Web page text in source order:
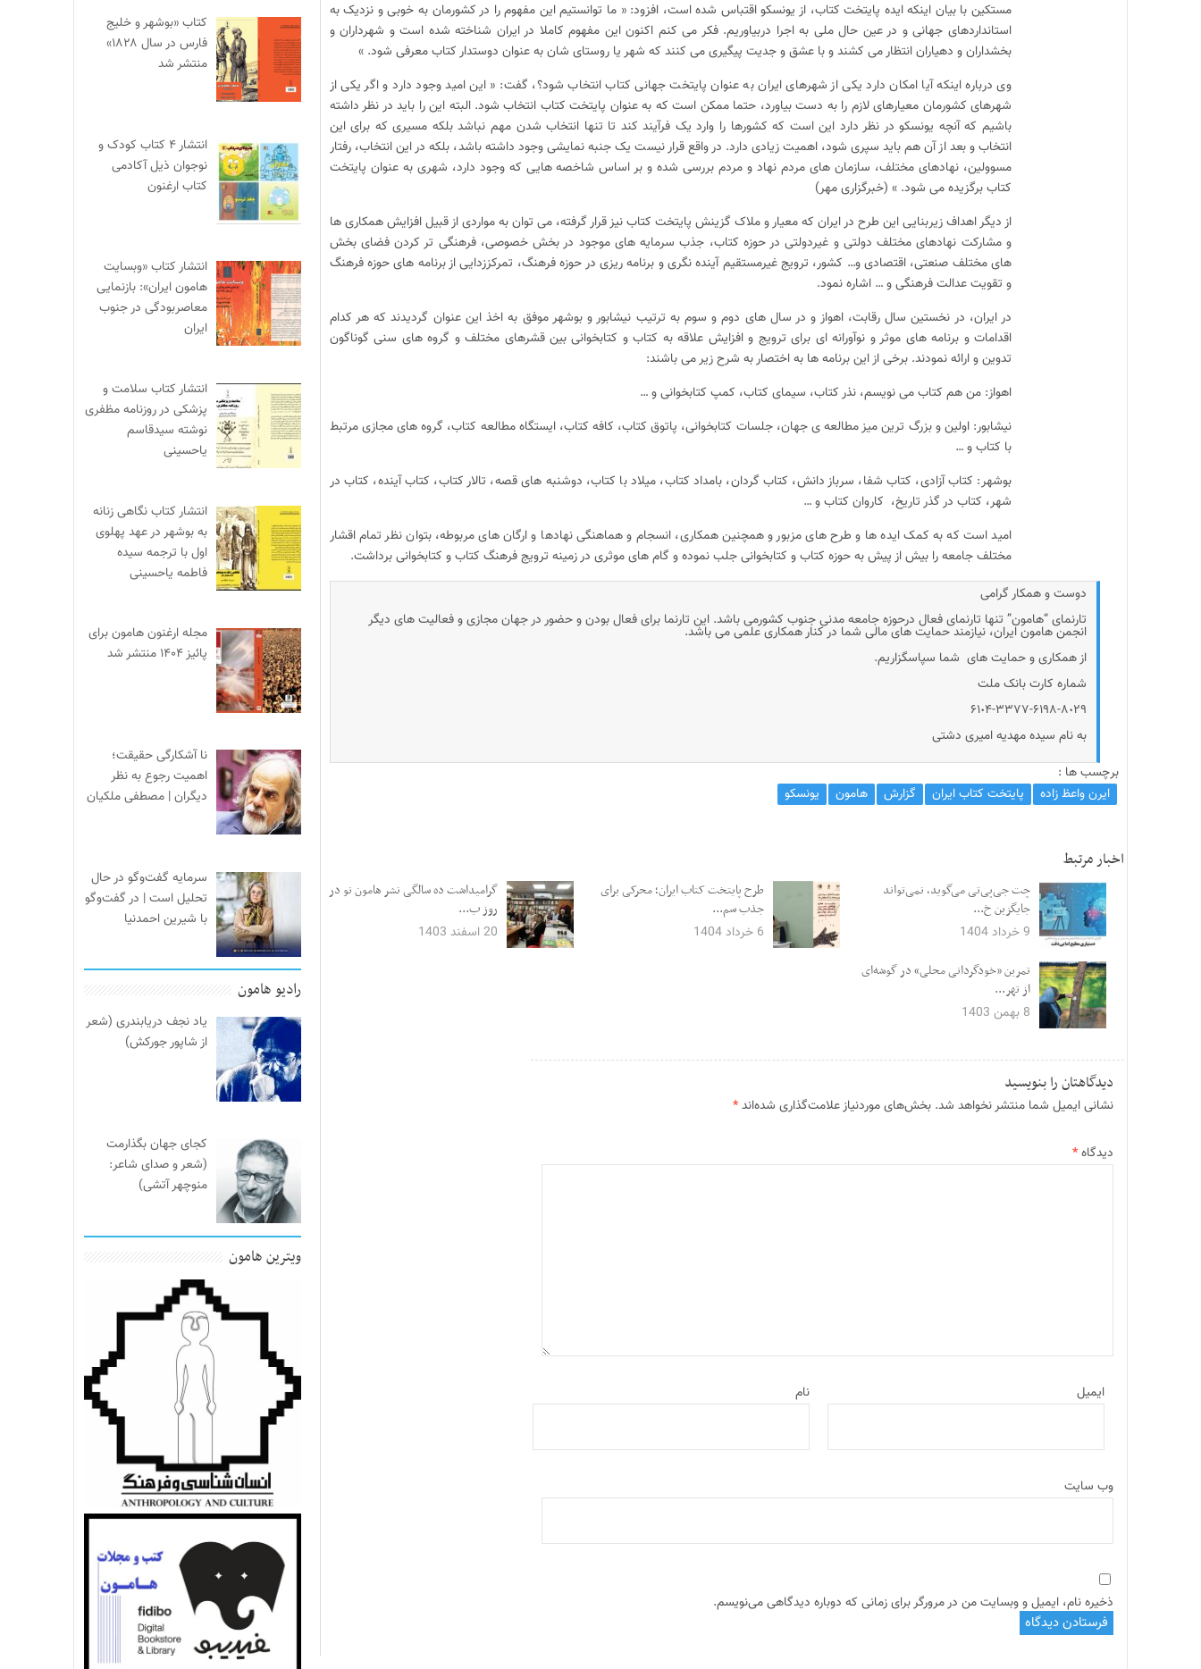
مستکین با بیان اینکه ایده پایتخت کتاب، از یونسکو اقتباس شده است، افزود: « ما توانستیم این مفهوم را در کشورمان به خوبی و نزدیک به
استانداردهای جهانی و در عین حال ملی به اجرا دربیاوریم. فکر می‌ کنم اکنون این مفهوم کاملا در ایران شناخته شده است و شهرداران و
بخشداران و دهیاران انتظار می ‌کشند و با عشق و جدیت پیگیری می‌ کنند که شهر یا روستای شان به عنوان دوستدار کتاب معرفی شود. »
وی درباره اینکه آیا امکان دارد یکی از شهرهای ایران به عنوان پایتخت جهانی کتاب انتخاب شود؟، گفت: « این امید وجود دارد و اگر یکی از
شهرهای کشورمان معیارهای لازم را به دست بیاورد، حتما ممکن است که به عنوان پایتخت کتاب انتخاب شود. البته این را باید در نظر داشته
باشیم که آنچه یونسکو در نظر دارد این است که کشورها را وارد یک فرآیند کند تا تنها انتخاب شدن مهم نباشد بلکه مسیری که برای این
انتخاب و بعد از آن هم باید سپری شود، اهمیت زیادی دارد. در واقع قرار نیست یک جنبه نمایشی وجود داشته باشد، بلکه در این انتخاب، رفتار
مسوولین، نهادهای مختلف، سازمان‌ های مردم ‌نهاد و مردم بررسی شده و بر اساس شاخصه‌ هایی که وجود دارد، شهری به عنوان پایتخت
کتاب برگزیده می ‌شود. » (خبرگزاری مهر)
از دیگر اهداف زیربنایی این طرح در ایران که معیار و ملاک گزینش پایتخت کتاب نیز قرار گرفته، می توان به مواردی از قبیل افزایش همکاری ‌ها
و مشارکت نهادهای مختلف دولتی و غیردولتی در حوزه کتاب، جذب سرمایه‌ های موجود در بخش‌ خصوصی، فرهنگی ‌تر کردن فضای بخش‌
های مختلف صنعتی، اقتصادی و… کشور، ترویج غیرمستقیم آینده‌ نگری و برنامه‌ ریزی در حوزه فرهنگ، تمرکززدایی از برنامه‌ های حوزه فرهنگ
و تقویت عدالت فرهنگی و … اشاره نمود.
در ایران، در نخستین سال رقابت، اهواز و در سال های دوم و سوم به ترتیب نیشابور و بوشهر موفق به اخذ این عنوان گردیدند که هر کدام
اقدامات و برنامه های موثر و نوآورانه ای برای ترویج و افزایش علاقه به کتاب و کتابخوانی بین قشرهای مختلف و گروه ‌های سنی گوناگون
تدوین و ارائه نمودند. برخی از این برنامه ها به اختصار به شرح زیر می باشند:
اهواز: من هم کتاب می نویسم، نذر کتاب، سیمای کتاب، کمپ کتابخوانی و …
نیشابور: اولین و بزرگ ترین میز مطالعه ی جهان، جلسات کتابخوانی، پاتوق کتاب، کافه کتاب، ایستگاه مطالعه کتاب، گروه های مجازی مرتبط
با کتاب و …
بوشهر: کتاب آزادی، کتاب شفا، سرباز دانش، کتاب گردان، بامداد کتاب، میلاد با کتاب، دوشنبه‌ های قصه، تالار کتاب، کتاب آینده، کتاب در
شهر، کتاب در گذر تاریخ، کاروان کتاب و …
امید است که به کمک ایده ها و طرح های مزبور و همچنین همکاری، انسجام و هماهنگی نهادها و ارگان های مربوطه، بتوان نظر تمام اقشار
مختلف جامعه را بیش از پیش به حوزه کتاب و کتابخوانی جلب نموده و گام های موثری در زمینه ترویج فرهنگ کتاب و کتابخوانی برداشت.
دوست و همکار گرامی
تارنمای “هامون” تنها تارنمای فعال درحوزه جامعه مدنی جنوب کشورمی باشد. این تارنما برای فعال بودن و حضور در جهان مجازی و فعالیت های دیگر
انجمن هامون ایران، نیازمند حمایت های مالی شما در کنار همکاری علمی می باشد.
از همکاری و حمایت های شما سپاسگزاریم.
شماره کارت بانک ملت
۶۱٠۴-۳۳۷۷-۶۱۹۸-۸٠۲۹
به نام سیده مهدیه امیری دشتی
برچسب ها :
ایرن واعظ زاده
پایتخت کتاب ایران گزارش هامون یونسکو
اخبار مرتبط
چت جی‌پی‌تی می‌گوید، نمی‌تواند
جایگزین خ...
9 خرداد 1404
طرح پایتخت کتاب ایران؛ محرکی برای
جذب سم...
6 خرداد 1404
گرامیداشت ده سالگی نشر هامون نو در
روز ب...
20 اسفند 1403
تمرین «خودگردانی محلی» در گوشه‌ای
از تهر...
8 بهمن 1403
دیدگاهتان را بنویسید
نشانی ایمیل شما منتشر نخواهد شد. بخش‌های موردنیاز علامت‌گذاری شده‌اند*
دیدگاه*
نام ایمیل
وب‌ سایت
ذخیره نام، ایمیل و وبسایت من در مرورگر برای زمانی که دوباره دیدگاهی می‌نویسم.
کتاب «بوشهر و خلیج
فارس در سال ۱۸۲۸»
منتشر شد
انتشار ۴ کتاب کودک و
نوجوان ذیل آکادمی
کتاب ارغنون
انتشار کتاب «وبسایت
هامون ایران»: بازنمایی
معاصربودگی در جنوب
ایران
انتشار کتاب سلامت و
پزشکی در روزنامه مظفری
نوشته سیدقاسم
یاحسینی
انتشار کتاب نگاهی زنانه
به بوشهر در عهد پهلوی
اول با ترجمه سیده
فاطمه یاحسینی
مجله ارغنون هامون برای
پائیز ۱۴۰۴ منتشر شد
نا آشکارگی حقیقت؛
اهمیت رجوع به نظر
دیگران | مصطفی ملکیان
سرمایه گفت‌وگو در حال
تحلیل است | در گفت‌وگو
با شیرین احمدنیا
رادیو هامون
یاد نجف دریابندری (شعر
از شاپور جورکش)
کجای جهان بگذارمت
(شعر و صدای شاعر:
منوچهر آتشی)
ویترین هامون